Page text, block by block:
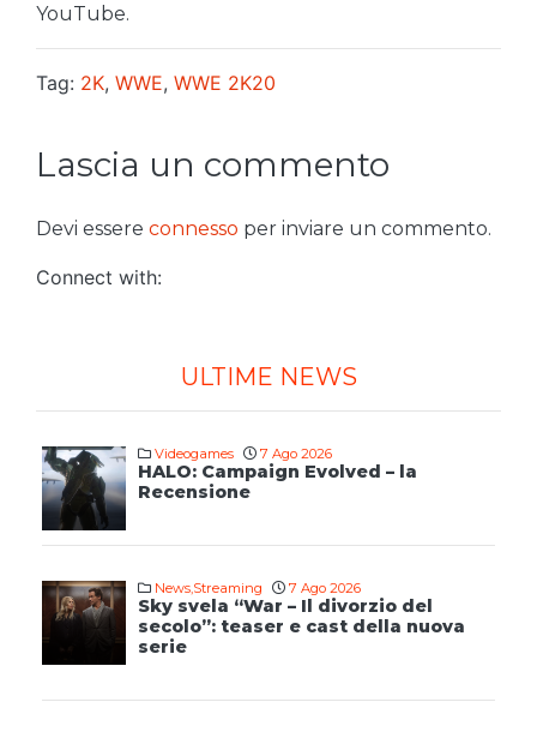
YouTube.
Tag: 2K, WWE, WWE 2K20
Lascia un commento
Devi essere connesso per inviare un commento.
Connect with:
ULTIME NEWS
Videogames 7 Ago 2026
HALO: Campaign Evolved – la
Recensione
News Streaming 7 Ago 2026
Sky svela “War – Il divorzio del
secolo”: teaser e cast della nuova
serie